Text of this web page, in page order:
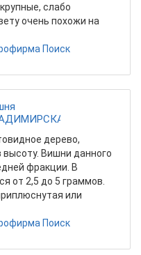
слабо
очень похожи на
Поиск
дерево,
Вишни данного
фракции. В
от 2,5 до 5 граммов.
или
Поиск